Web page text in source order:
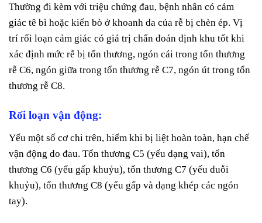
Thường đi kèm với triệu chứng đau, bệnh nhân có cảm
giác tê bì hoặc kiến bò ở khoanh da của rễ bị chèn ép. Vị
trí rối loạn cảm giác có giá trị chẩn đoán định khu tốt khi
xác định mức rễ bị tổn thương, ngón cái trong tổn thương
rễ C6, ngón giữa trong tổn thương rễ C7, ngón út trong tổn
thương rễ C8.
Rối loạn vận động:
Yếu một số cơ chi trên, hiếm khi bị liệt hoàn toàn, hạn chế
vận động do đau. Tổn thương C5 (yếu dạng vai), tổn
thương C6 (yếu gấp khuỷu), tổn thương C7 (yếu duỗi
khuỷu), tổn thương C8 (yếu gấp và dạng khép các ngón
tay).